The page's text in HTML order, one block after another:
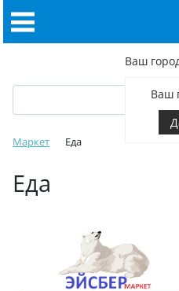
Ваш
Ваш
Маркет Еда
Еда